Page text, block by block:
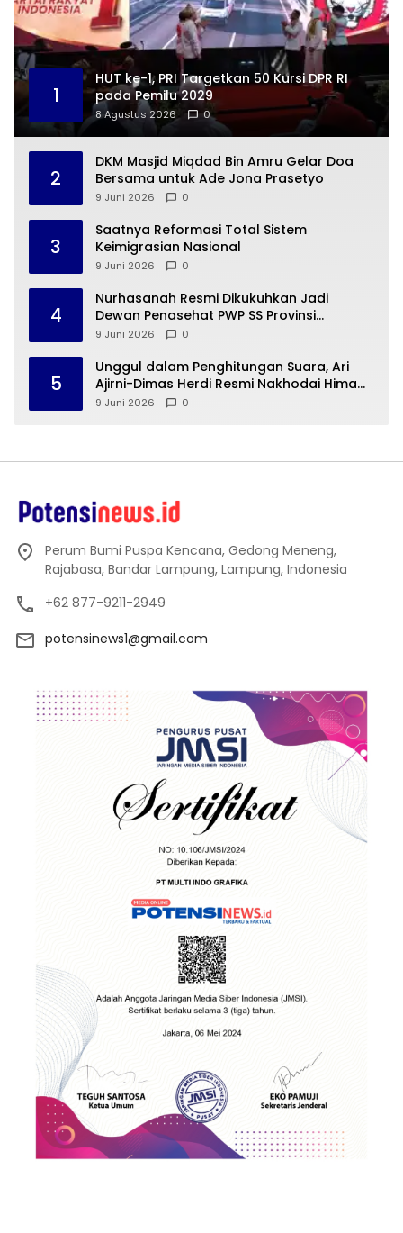
1
HUT ke-1, PRI Targetkan 50 Kursi DPR RI
pada Pemilu 2029
8 Agustus 2026 0
2
DKM Masjid Miqdad Bin Amru Gelar Doa
Bersama untuk Ade Jona Prasetyo
9 Juni 2026 0
3
Saatnya Reformasi Total Sistem
Keimigrasian Nasional
9 Juni 2026 0
4
Nurhasanah Resmi Dikukuhkan Jadi
Dewan Penasehat PWP SS Provinsi
Lampung
9 Juni 2026 0
5
Unggul dalam Penghitungan Suara, Ari
Ajirni-Dimas Herdi Resmi Nakhodai Hima
Elektro STTN Lampung
9 Juni 2026 0
Perum Bumi Puspa Kencana, Gedong Meneng,
Rajabasa, Bandar Lampung, Lampung, Indonesia
+62 877-9211-2949
potensinews1@gmail.com